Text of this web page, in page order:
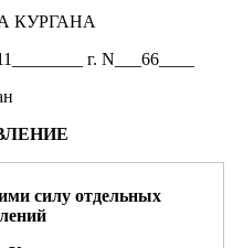
КУРГАНА
г. N___66____
силу отдельных